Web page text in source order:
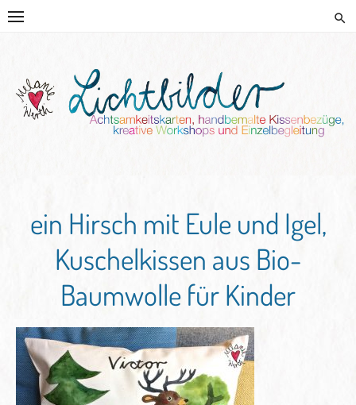
Skip
HANDGEMALTE KISSEN UND
KREATIVE BEGLEITUNG
ein Hirsch mit Eule und Igel,
Kuschelkissen aus Bio-
Baumwolle für Kinder